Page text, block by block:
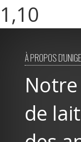
1,10
À PROPOS
de